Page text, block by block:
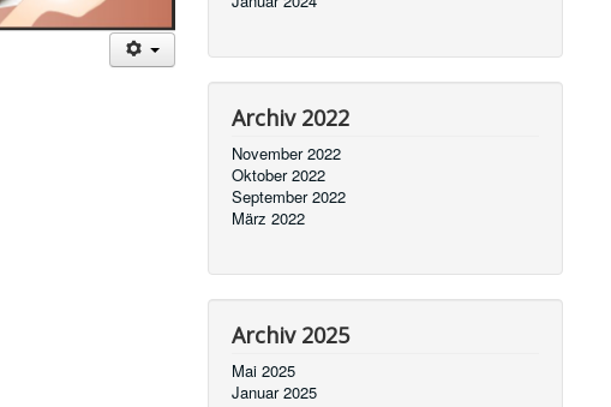
Archiv 2022
November 2022
Oktober 2022
September 2022
März 2022
Archiv 2025
Mai 2025
Januar 2025